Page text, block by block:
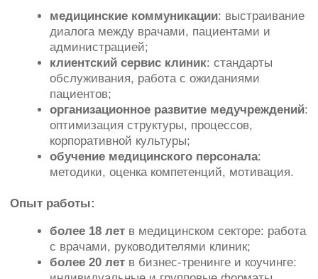
автомобильный сектор: «Фольксваген Груп
Рус» (VW, Skoda, Audi), «Мерседес‑Бенц
Рус»;
промышленность и розница: Pirelli,
«Ростелеком», Bosch, Miele,
«Альфастрахование», OBI, GANT и др.
Акцент на синтез экспертизы:
Объединяю два мира —
бизнес‑образование и медицину —чтобы создавать
решения, которые работают на практике. Мои
методики тренинга и консалтинга адаптированы
под специфику отрасли, а профессиональные связи
в медицинском и корпоративном сегментах
помогают находить оптимальные пути
развития.С.В.Виноградова